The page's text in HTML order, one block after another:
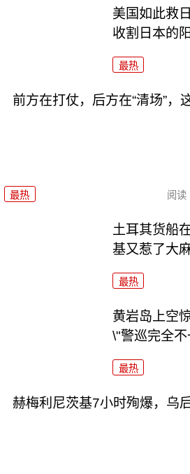
美国如此救
收割日本的阳
最热
前方在打仗，后方在“清场”，
最热 阅读
土耳其货船
基又惹了大
最热
黄岩岛上空
\"警巡完全不
最热
赫梅利尼茨基7小时殉爆，乌